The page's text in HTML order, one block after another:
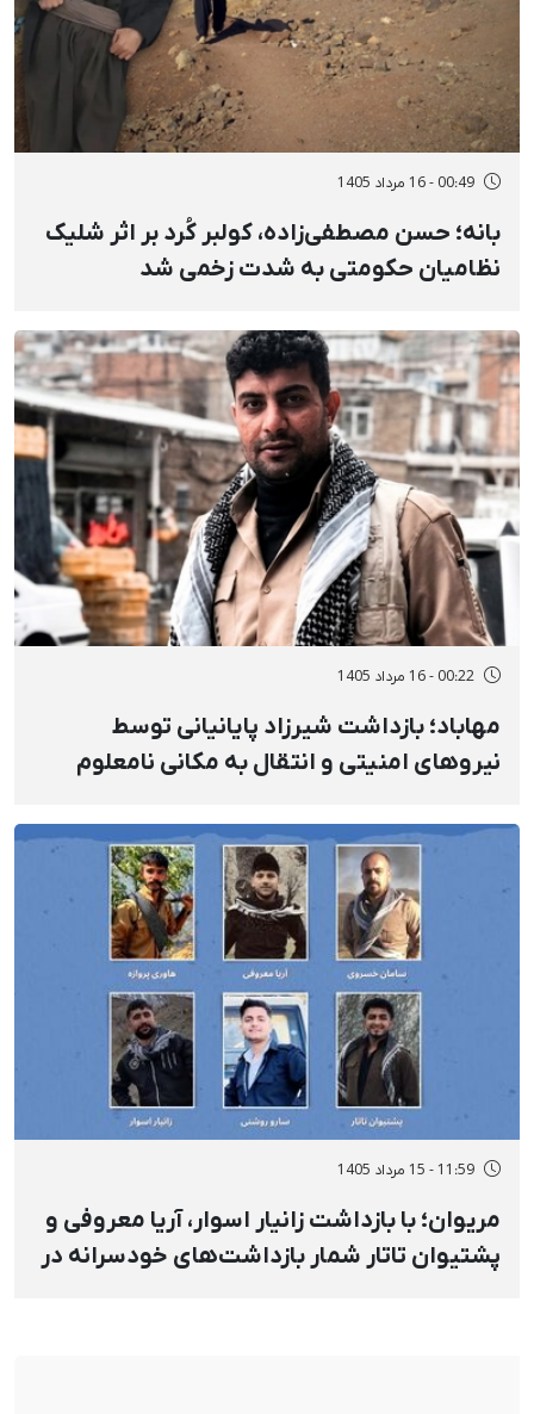
00:49 - 16 مرداد 1405
بانه؛ حسن مصطفی‌زاده، کولبر کُرد بر اثر شلیک
نظامیان حکومتی به شدت زخمی شد
00:22 - 16 مرداد 1405
مهاباد؛ بازداشت شیرزاد پایانیانی توسط
نیروهای امنیتی و انتقال به مکانی نامعلوم
11:59 - 15 مرداد 1405
مریوان؛ با بازداشت زانیار اسوار، آریا معروفی و
پشتیوان تاتار شمار بازداشت‌های خودسرانه در